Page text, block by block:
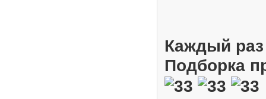
Каждый
Подборка